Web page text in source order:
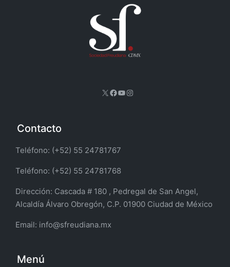
X Facebook
YouTube
Instagram
Contacto
Teléfono: (+52) 55 24781767
Teléfono: (+52) 55 24781768
Dirección: Cascada # 180 , Pedregal de San Angel,
Alcaldía Álvaro Obregón, C.P. 01900 Ciudad de México
Email: info@sfreudiana.mx
Menú